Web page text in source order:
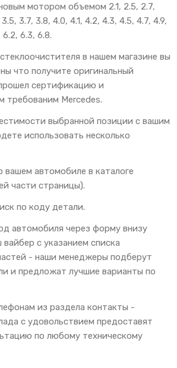
мотором объемом 2.1, 2.5, 2.7,
3.7, 3.8, 4.0, 4.1, 4.2, 4.3, 4.5, 4.7, 4.9,
6.3, 6.8.
в нашем магазине вы
что получите оригинальный
сертификацию и
требованим Mercedes.
выбранной позиции с вашим
использовать несколько
вашем автомобиле в каталоге
части страницы).
по коду детали.
автомобиля через форму внизу
с указанием списка
- наши менеджеры подберут
и предложат лучшие варианты по
из раздела контакты -
с удовольствием предоставят
по любому техническому